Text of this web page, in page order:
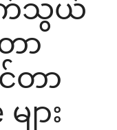
က်သွယ်
ာ
တာ
ျား